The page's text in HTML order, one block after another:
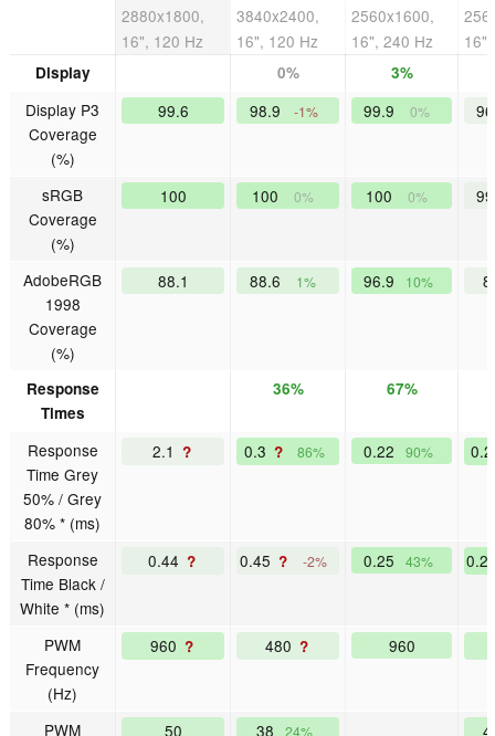
2880x1800,
16", 120 Hz
3840x2400,
16", 120 Hz
2560x1600,
16", 240 Hz
Display 0% 3%
Display P3
Coverage
(%)
99.6 98.9 -1% 99.9 0%
sRGB
Coverage
(%)
100 100 0% 100 0%
AdobeRGB
1998
Coverage
(%)
88.1 88.6 1% 96.9 10%
Response
Times
36% 67%
Response
Time Grey
50% / Grey
80% * (ms)
2.1 ? 0.3 ? 86% 0.22 90%
Response
Time Black /
White * (ms)
0.44 ? 0.45 ? -2% 0.25 43%
PWM
Frequency
(Hz)
960 ? 480 ? 960
PWM
50 38 24%